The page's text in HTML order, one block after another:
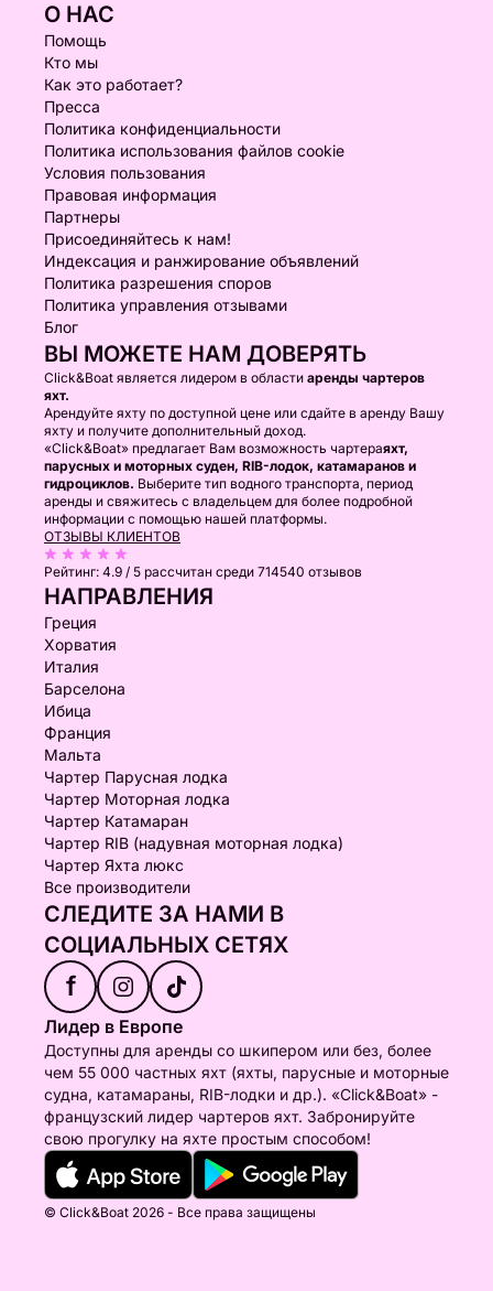
О НАС
Помощь
Кто мы
Как это работает?
Пресса
Политика конфиденциальности
Политика использования файлов cookie
Условия пользования
Правовая информация
Партнеры
Присоединяйтесь к нам!
Индексация и ранжирование объявлений
Политика разрешения споров
Политика управления отзывами
Блог
ВЫ МОЖЕТЕ НАМ ДОВЕРЯТЬ
Click&Boat является лидером в области аренды чартеров
яхт.
Арендуйте яхту по доступной цене или сдайте в аренду Вашу
яхту и получите дополнительный доход.
«Click&Boat» предлагает Вам возможность чартераяхт,
парусных и моторных суден, RIB-лодок, катамаранов и
гидроциклов. Выберите тип водного транспорта, период
аренды и свяжитесь с владельцем для более подробной
информации с помощью нашей платформы.
ОТЗЫВЫ КЛИЕНТОВ
Рейтинг: 4.9 / 5 рассчитан среди 714540 отзывов
НАПРАВЛЕНИЯ
Греция
Хорватия
Италия
Барселона
Ибица
Франция
Мальта
Чартер Парусная лодка
Чартер Моторная лодка
Чартер Катамаран
Чартер RIB (надувная моторная лодка)
Чартер Яхта люкс
Все производители
СЛЕДИТЕ ЗА НАМИ В
СОЦИАЛЬНЫХ СЕТЯХ
f
Лидер в Европе
Доступны для аренды со шкипером или без, более
чем 55 000 частных яхт (яхты, парусные и моторные
судна, катамараны, RIB-лодки и др.). «Click&Boat» -
французский лидер чартеров яхт. Забронируйте
свою прогулку на яхте простым способом!
© Click&Boat 2026 - Все права защищены